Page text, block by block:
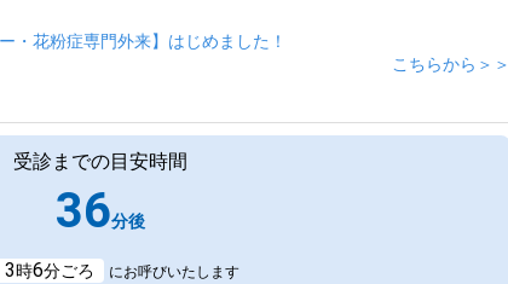
・花粉症専門外来】はじめました！
こちらから＞＞
受診までの目安時間
36分後
3時6分ごろ にお呼びいたします